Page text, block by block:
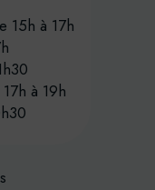
15h à 17h
à 19h